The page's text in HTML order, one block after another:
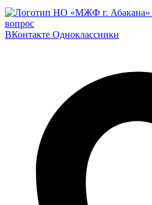
вопрос
ВКонтакте Одноклассники